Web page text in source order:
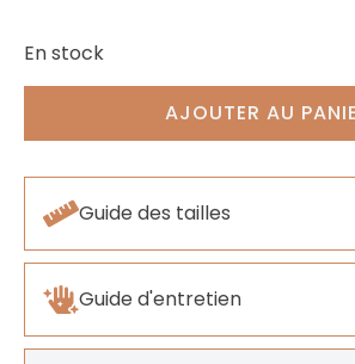
En stock
AJOUTER AU
Guide des tailles
Guide d'entretien